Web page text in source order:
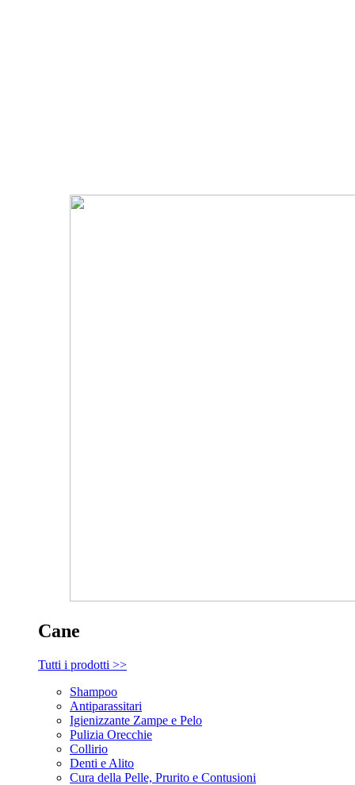
Cane
Tutti i prodotti >>
Shampoo
Antiparassitari
Igienizzante Zampe e Pelo
Pulizia Orecchie
Collirio
Denti e Alito
Cura della Pelle, Prurito e Contusioni